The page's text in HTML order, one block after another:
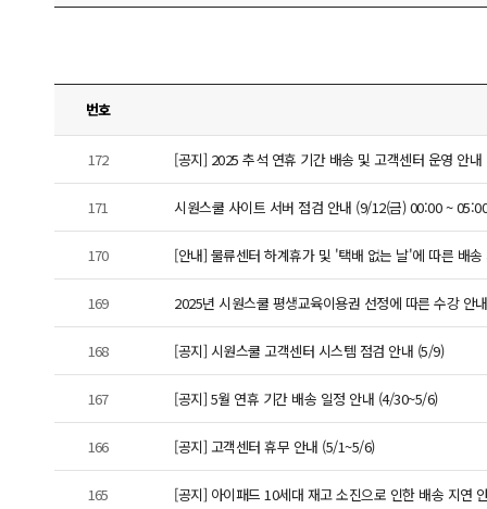
번호
172 [공지] 2025 추석 연휴 기간 배송 및 고객센터 운영 안내
171 시원스쿨 사이트 서버 점검 안내 (9/12(금) 00:00 ~
170 [안내] 물류센터 하계휴가 및 '택배 없는 날'에 따른 배
169 2025년 시원스쿨 평생교육이용권 선정에 따른 수강 안
168 [공지] 시원스쿨 고객센터 시스템 점검 안내 (5/9)
167 [공지] 5월 연휴 기간 배송 일정 안내 (4/30~5/6)
166 [공지] 고객센터 휴무 안내 (5/1~5/6)
165 [공지] 아이패드 10세대 재고 소진으로 인한 배송 지연